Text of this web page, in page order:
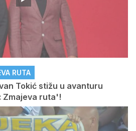
RUTA
Tokić stižu u avanturu
Zmajeva ruta'!